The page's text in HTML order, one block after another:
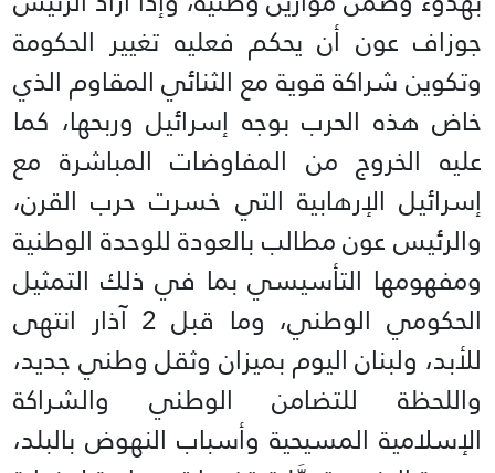
جوزاف عون أن يحكم فعليه تغيير الحكومة
وتكوين شراكة قوية مع الثنائي المقاوم الذي
خاض هذه الحرب بوجه إسرائيل وربحها، كما
عليه الخروج من المفاوضات المباشرة مع
إسرائيل الإرهابية التي خسرت حرب القرن،
والرئيس عون مطالب بالعودة للوحدة الوطنية
ومفهومها التأسيسي بما في ذلك التمثيل
الحكومي الوطني، وما قبل 2 آذار انتهى
للأبد، ولبنان اليوم بميزان وثقل وطني جديد،
واللحظة للتضامن الوطني والشراكة
الإسلامية المسيحية وأسباب النهوض بالبلد،